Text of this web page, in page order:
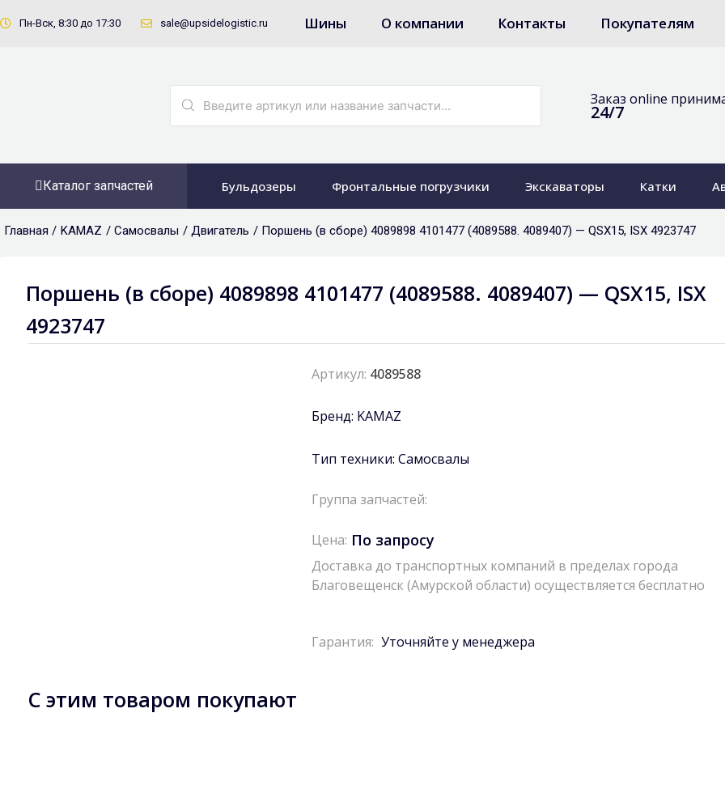
к
Пн-Вск, 8:30 до 17:30 sale@upsidelogistic.ru Шины О компании Контакты Покупателям
Заказ online
24/7
Каталог запчастей Бульдозеры Фронтальные погрузчики Экскаваторы Катки
Главная / KAMAZ / Самосвалы / Двигатель / Поршень (в сборе) 4089898 4101477 (4089588. 4089407) — QSX15, ISX 4923747
Поршень (в сборе) 4089898 4101477 (4089588. 4089407) — QSX15, ISX
4923747
Артикул: 4089588
Бренд: KAMAZ
Тип техники: Самосвалы
Группа запчастей:
Цена: По запросу
Доставка до транспортных компаний в пределах города
Благовещенск (Амурской области) осуществляется бесплатно
Гарантия: Уточняйте у менеджера
С этим товаром покупают